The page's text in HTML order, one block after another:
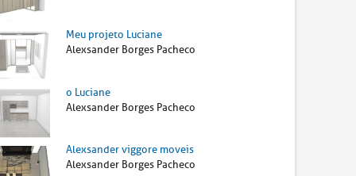
Meu projeto Luciane
Alexsander Borges Pacheco
o Luciane
Alexsander Borges Pacheco
Alexsander viggore moveis
Alexsander Borges Pacheco